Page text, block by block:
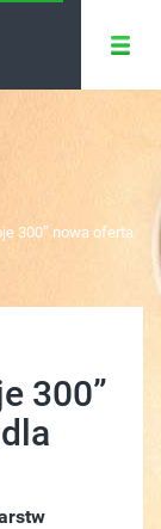
300” nowa oferta
300”